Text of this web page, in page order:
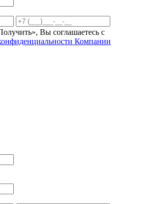
Вы соглашаетесь c
Компании